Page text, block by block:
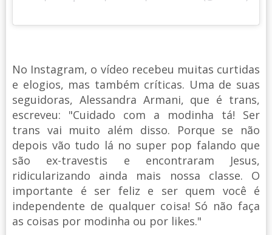
No Instagram, o vídeo recebeu muitas curtidas
e elogios, mas também críticas. Uma de suas
seguidoras, Alessandra Armani, que é trans,
escreveu: "Cuidado com a modinha tá! Ser
trans vai muito além disso. Porque se não
depois vão tudo lá no super pop falando que
são ex-travestis e encontraram Jesus,
ridicularizando ainda mais nossa classe. O
importante é ser feliz e ser quem você é
independente de qualquer coisa! Só não faça
as coisas por modinha ou por likes."